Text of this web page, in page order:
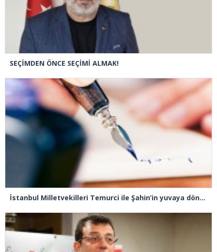
SEÇİMDEN ÖNCE SEÇİMİ ALMAK!
İstanbul Milletvekilleri Temurci ile Şahin’in yuvaya dönmeleri niye engelleniyor?